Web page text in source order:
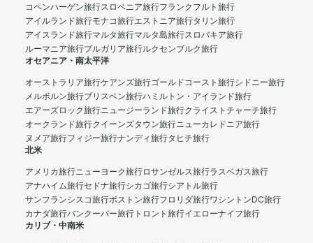
コペンハーゲン旅行スロベニア旅行フランクフルト旅行
アイルランド旅行モナコ旅行エストニア旅行タリン旅行
アイスランド旅行マルタ旅行マルタ島旅行スロバキア旅行
ルーマニア旅行ブルガリア旅行ルクセンブルク旅行
オセアニア・南太平洋
オーストラリア旅行ケアンズ旅行ゴールドコースト旅行シドニー旅行
メルボルン旅行ブリスベン旅行ハミルトン・アイランド旅行
エアーズロック旅行ニュージーランド旅行クライストチャーチ旅行
オークランド旅行クイーンズタウン旅行ニューカレドニア旅行
ヌメア旅行フィジー旅行ナンディ旅行タヒチ旅行
北米
アメリカ旅行ニューヨーク旅行ロサンゼルス旅行ラスベガス旅行
アナハイム旅行セドナ旅行シカゴ旅行シアトル旅行
サンフランシスコ旅行ボストン旅行フロリダ旅行ワシントンDC旅行
カナダ旅行バンクーバー旅行 トロント旅行イエローナイフ旅行
カリブ・中南米